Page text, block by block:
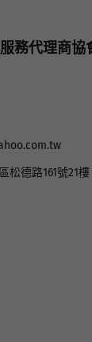
務代理商協會